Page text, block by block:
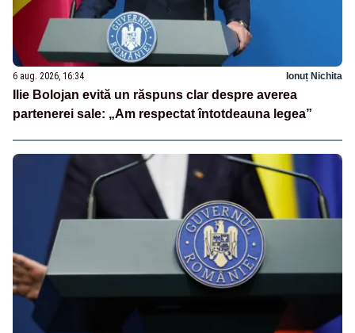
6 aug. 2026, 16:34 Ionuț Nichita
Ilie Bolojan evită un răspuns clar despre averea
partenerei sale: „Am respectat întotdeauna legea”